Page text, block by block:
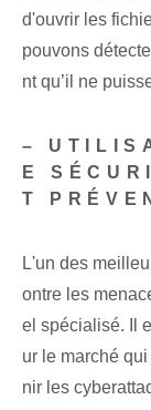
d'ouvrir les
pouvons
nt qu’il ne
–
E
T
L'un des
ontre les
el spécialisé.‌ Il
ur le marché
nir les